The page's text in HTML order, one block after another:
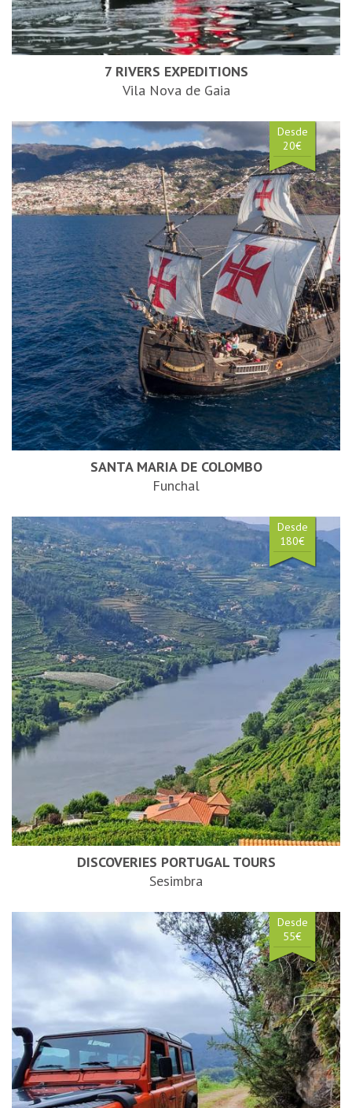
7 RIVERS EXPEDITIONS
Vila Nova de Gaia
Desde
20€
SANTA MARIA DE COLOMBO
Funchal
Desde
180€
DISCOVERIES PORTUGAL TOURS
Sesimbra
Desde
55€